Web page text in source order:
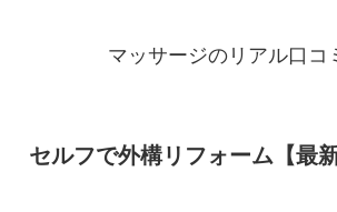
マッサージのリアル口コ
セルフで外構リフォーム【最新